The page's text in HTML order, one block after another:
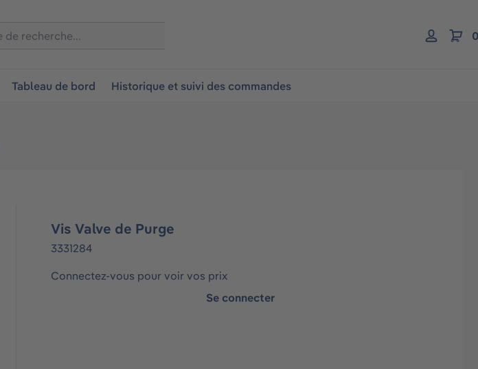
Tableau de bord Historique et suivi des commandes
Vis Valve de Purge
3331284
Connectez-vous pour voir vos prix
Se connecter